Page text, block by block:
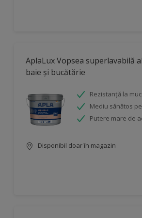
AplaLux Vopsea superlavabilă
baie și bucătărie
Rezistanță la
Mediu sănătos
Putere mare de
Disponibil doar în magazin